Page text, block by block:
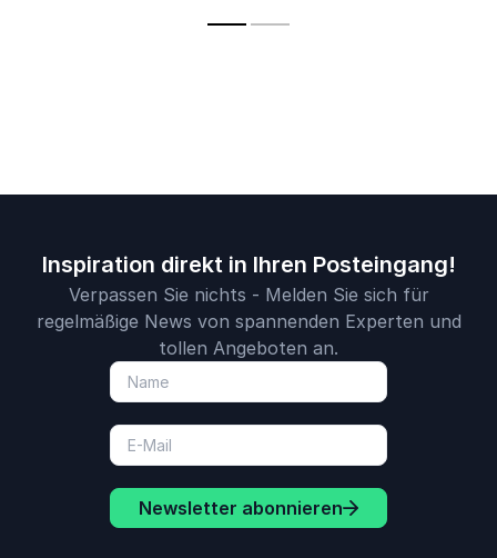
Inspiration direkt in Ihren Posteingang!
Verpassen Sie nichts - Melden Sie sich für
regelmäßige News von spannenden Experten und
tollen Angeboten an.
Newsletter abonnieren